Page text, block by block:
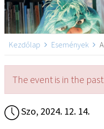
Kezdőlap Események
The event is in the
Szo, 2024. 12. 14.